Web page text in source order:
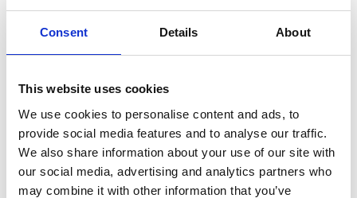
Consent Details About
This website uses cookies
We use cookies to personalise content and ads, to
provide social media features and to analyse our traffic.
We also share information about your use of our site with
our social media, advertising and analytics partners who
may combine it with other information that you’ve
Cum sunt integrate modulele Dev
Pot personaliza modulele pentru a se
potrivi nevoilor specifice ale
companiei mele de taxi?